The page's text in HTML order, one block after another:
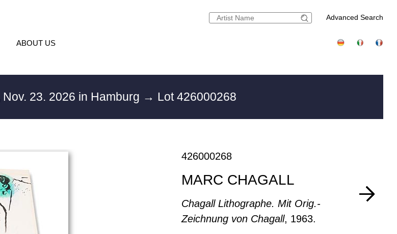
Advanced Search
ABOUT US
Nov. 23. 2026 in Hamburg → Lot 426000268
426000268
MARC CHAGALL
Chagall Lithographe. Mit Orig.-
Zeichnung von Chagall, 1963.